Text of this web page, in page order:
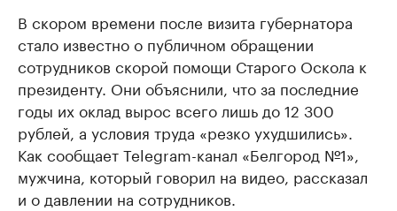
Делитесь новостями бизнеса на РБК
Управляйте страницей компании и развивайте личные
бренды спикеров бизнеса
Посмотрите
В скором времени после визита губернатора
стало известно о публичном обращении
сотрудников скорой помощи Старого Оскола к
президенту. Они объяснили, что за последние
годы их оклад вырос всего лишь до 12 300
рублей, а условия труда «резко ухудшились».
Как сообщает Telegram-канал «Белгород №1»,
мужчина, который говорил на видео, рассказал
и о давлении на сотрудников.